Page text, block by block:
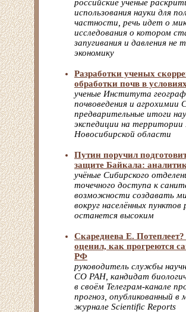
российские ученые
использования науки для
частности, речь идет о
исследования о котором
запугивания и давления не
экономику
Разработки ученых
обработки почв в
ученые Института
почвоведения и агрохимии
предварительные итоги
экспедиции на территории
Новосибирской области
Путин поручил
защите Байкала:
учёные Сибирского
точечного доступа к
возможности создавать
вокруг населённых
останется высоким
Скареднева Е. Потеплеет?
оценил, как прогреются
РФ
руководитель службы
СО РАН, кандидат
в своём Телеграм-канале
прогноз, опубликованный
журнале Scientific Reports